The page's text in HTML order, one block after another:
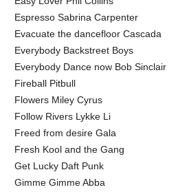
Espresso Sabrina Carpenter
Evacuate the dancefloor Cascada
Everybody Backstreet Boys
Everybody Dance now Bob Sinclair
Fireball Pitbull
Flowers Miley Cyrus
Follow Rivers Lykke Li
Freed from desire Gala
Fresh Kool and the Gang
Get Lucky Daft Punk
Gimme Gimme Abba